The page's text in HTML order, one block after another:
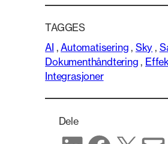
TAGGES
AI , Automatisering , Sky ,
Dokumenthåndtering ,
Integrasjoner
Dele